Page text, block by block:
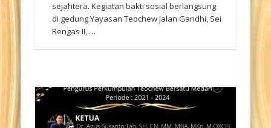
sejahtera. Kegiatan bakti sosial berlangsung
di gedung Yayasan Teochew Jalan Gandhi, Sei
Rengas II, …